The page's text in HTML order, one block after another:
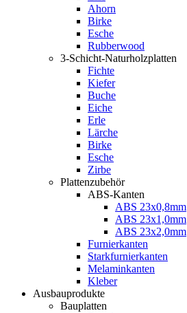
Ahorn
Birke
Esche
Rubberwood
3-Schicht-Naturholzplatten
Fichte
Kiefer
Buche
Eiche
Erle
Lärche
Birke
Esche
Zirbe
Plattenzubehör
ABS-Kanten
ABS 23x0,8mm
ABS 23x1,0mm
ABS 23x2,0mm
Furnierkanten
Starkfurnierkanten
Melaminkanten
Kleber
Ausbauprodukte
Bauplatten